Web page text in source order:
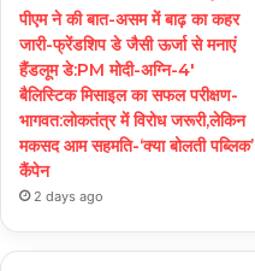
पीएम ने की बात-असम में बाढ़ का कहर
जारी-फ्रेंडशिप डे जैसी ऊर्जा से मनाएं
हैंडलूम डे:PM मोदी-अग्नि-4′
बैलिस्टिक मिसाइल का सफल परीक्षण-
भागवत:लोकतंत्र में विरोध जरूरी,लेकिन
मकसद आम सहमति-‘क्या बोलती पब्लिक’
कैंपेन
2 days ago